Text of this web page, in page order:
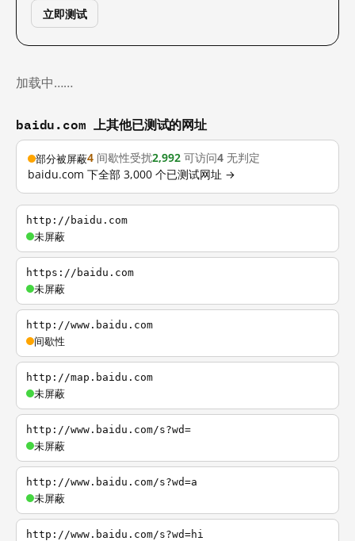
立即测试
加载中……
baidu.com 上其他已测试的网址
部分被屏蔽4 间歇性受扰2,992 可访问4 无判定
baidu.com 下全部 3,000 个已测试网址 →
http://baidu.com
未屏蔽
https://baidu.com
未屏蔽
http://www.baidu.com
间歇性
http://map.baidu.com
未屏蔽
http://www.baidu.com/s?wd=
未屏蔽
http://www.baidu.com/s?wd=a
未屏蔽
http://www.baidu.com/s?wd=hi